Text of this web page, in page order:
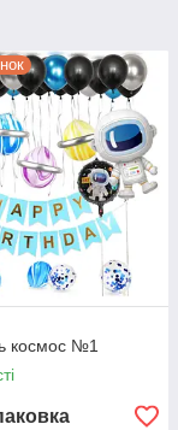
космос №1